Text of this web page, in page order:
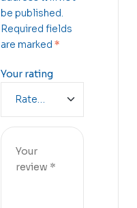
be published.
Required fields
are marked *
Your rating